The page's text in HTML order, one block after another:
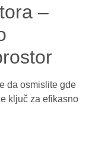
–
da osmislite gde
ključ za efikasno